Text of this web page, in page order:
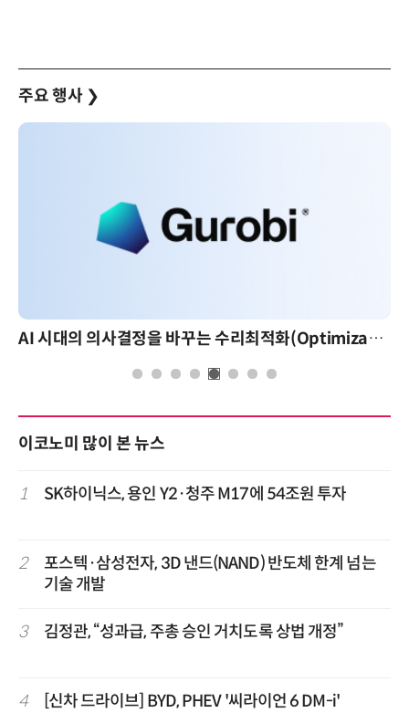
주요 행사 ❯
AI 시대의 의사결정을 바꾸는 수리최적화(Optimization): 실제 산업 적용 사례와 활용 전략
이코노미 많이 본 뉴스
1 SK하이닉스, 용인 Y2·청주 M17에 54조원 투자
2
포스텍·삼성전자, 3D 낸드(NAND) 반도체 한계 넘는
기술 개발
3 김정관, “성과급, 주총 승인 거치도록 상법 개정”
4 [신차 드라이브] BYD, PHEV '씨라이언 6 DM-i'